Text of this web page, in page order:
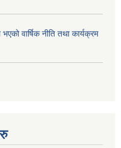
वार्षिक नीति तथा कार्यक्रम